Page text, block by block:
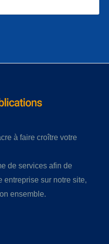
à faire croître votre
de services afin de
entreprise sur notre site,
ensemble.